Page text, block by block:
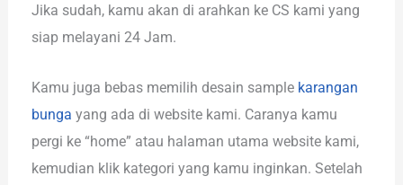
Jika sudah, kamu akan di arahkan ke CS kami yang
siap melayani 24 Jam.
Kamu juga bebas memilih desain sample karangan
bunga yang ada di website kami. Caranya kamu
pergi ke “home” atau halaman utama website kami,
kemudian klik kategori yang kamu inginkan. Setelah